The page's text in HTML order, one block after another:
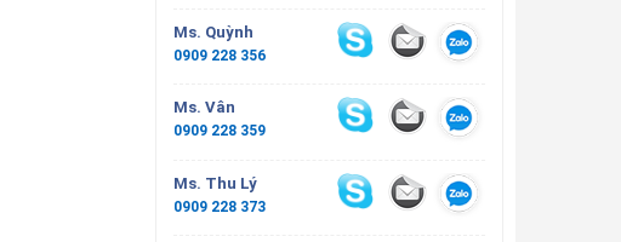
Ms. Quỳnh
0909 228 356
Ms. Vân
0909 228 359
Ms. Thu Lý
0909 228 373